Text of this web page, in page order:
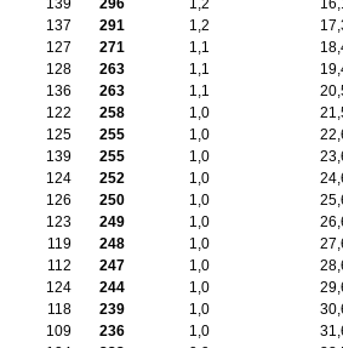
139 296 1,2
137 291 1,2
127 271 1,1
128 263 1,1
136 263 1,1
122 258 1,0
125 255 1,0
139 255 1,0
124 252 1,0
126 250 1,0
123 249 1,0
119 248 1,0
112 247 1,0
124 244 1,0
118 239 1,0
109 236 1,0